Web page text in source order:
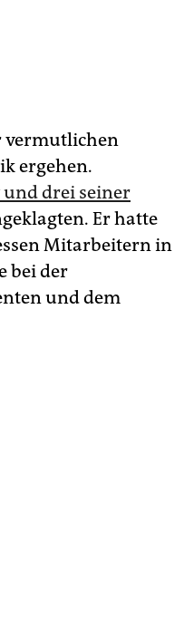
vermutlichen
ergehen.
und drei seiner
Er hatte
Mitarbeitern in
bei der
und dem